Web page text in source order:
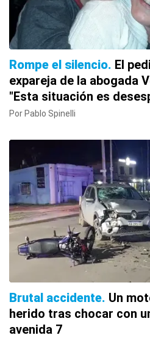
Rompe el silencio El
expareja de la abogada
"Esta situación es
Por Pablo Spinelli
Brutal accidente Un
herido tras chocar con
avenida 7